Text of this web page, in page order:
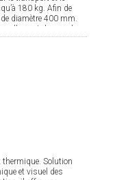
180 kg. Afin de
diamètre 400 mm.
sont de grand
une rotation complète
même en charge
sur chantier se
d’un frein de
Solution
et visuel des